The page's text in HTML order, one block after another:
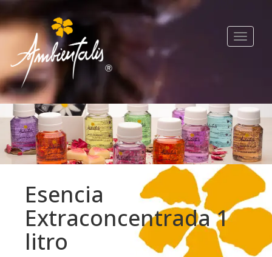
Toggle
Esencia
Extraconcentrada 1
litro